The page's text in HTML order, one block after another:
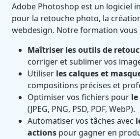
Adobe Photoshop est un logiciel
pour la retouche photo, la
webdesign. Notre formation vous
Maîtriser les outils de
corriger et sublimer vos
Utiliser les calques et
compositions précises et
Optimiser vos fichiers pour
(JPEG, PNG, PSD, PDF, WebP).
Automatiser vos tâches avec
actions pour gagner en